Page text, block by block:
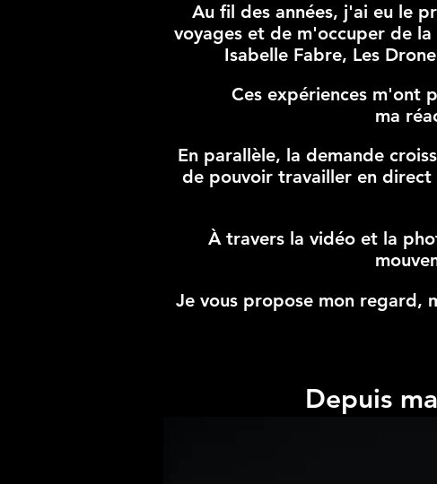
Au fil des années, j'ai eu le
voyages et de m'occuper de
Isabelle Fabre, Les
Ces expériences m'ont
ma
En parallèle, la demande
de pouvoir travailler en direct
À travers la vidéo et la
Je vous propose mon regard,
Depuis